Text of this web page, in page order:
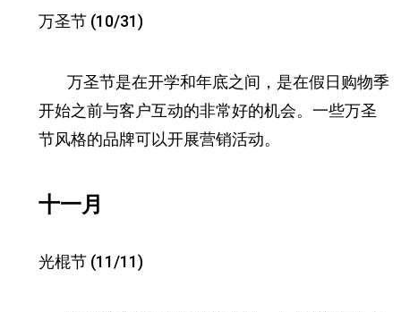
万圣节 (10/31)
万圣节是在开学和年底之间，是在假日购物季
开始之前与客户互动的非常好的机会。一些万圣
节风格的品牌可以开展营销活动。
十一月
光棍节 (11/11)